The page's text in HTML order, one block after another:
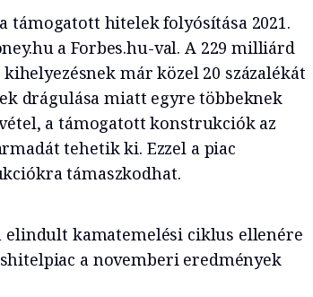
támogatott hitelek folyósítása 2021.
a Forbes.hu-val. A 229 milliárd
már közel 20 százalékát
drágulása miatt egyre többeknek
a támogatott konstrukciók az
tehetik ki. Ezzel a piac
támaszkodhat.
elindult kamatemelési ciklus ellenére
a novemberi eredmények